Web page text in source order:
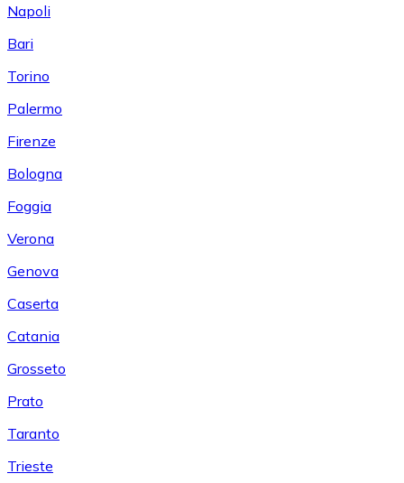
Napoli
Bari
Torino
Palermo
Firenze
Bologna
Foggia
Verona
Genova
Caserta
Catania
Grosseto
Prato
Taranto
Trieste